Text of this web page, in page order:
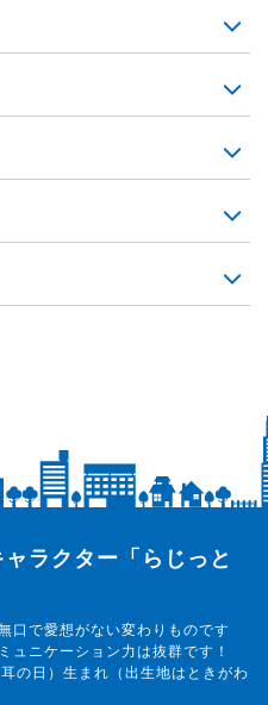
ラクター「らじっと
口で愛想がない変わりものです
ュニケーション力は抜群です！
の日）生まれ（出生地はときがわ